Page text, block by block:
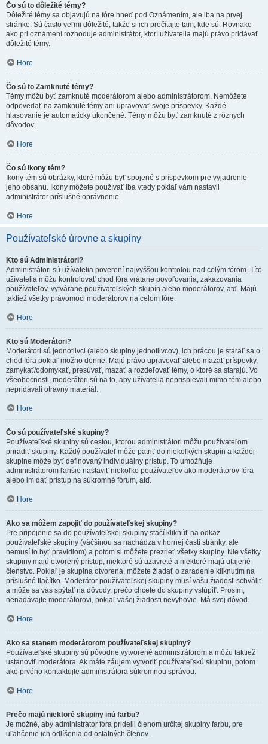
Čo sú to dôležité témy?
Dôležité témy sa objavujú na fóre hneď pod Oznámením, ale iba na prvej
stránke. Sú často veľmi dôležité, takže si ich prečítajte tam, kde sú. Rovnako
ako pri oznámení rozhoduje administrátor, ktorí užívatelia majú právo pridávať
dôležité témy.
Hore
Čo sú to Zamknuté témy?
Témy môžu byť zamknuté moderátorom alebo administrátorom. Nemôžete
odpovedať na zamknuté témy ani upravovať svoje príspevky. Každé
hlasovanie je automaticky ukončené. Témy môžu byť zamknuté z rôznych
dôvodov.
Hore
Čo sú ikony tém?
Ikony tém sú obrázky, ktoré môžu byť spojené s príspevkom pre vyjadrenie
jeho obsahu. Ikony môžete používať iba vtedy pokiaľ vám nastavil
administrátor príslušné oprávnenie.
Hore
Používateľské úrovne a skupiny
Kto sú Administrátori?
Administrátori sú užívatelia poverení najvyššou kontrolou nad celým fórom. Títo
užívatelia môžu kontrolovať chod fóra vrátane povoľovania, zakazovania
používateľov, vytvárane používateľských skupín alebo moderátorov, atď. Majú
taktiež všetky právomoci moderátorov na celom fóre.
Hore
Kto sú Moderátori?
Moderátori sú jednotlivci (alebo skupiny jednotlivcov), ich prácou je starať sa o
chod fóra pokiaľ možno denne. Majú právo upravovať alebo mazať príspevky,
zamykať/odomykať, presúvať, mazať a rozdeľovať témy, o ktoré sa starajú. Vo
všeobecnosti, moderátori sú na to, aby užívatelia neprispievali mimo tém alebo
nepridávali otravný materiál.
Hore
Čo sú používateľské skupiny?
Používateľské skupiny sú cestou, ktorou administrátori môžu používateľom
priradiť skupiny. Každý používateľ môže patriť do niekoľkých skupín a každej
skupine môže byť definovaný individuálny prístup. To umožňuje
administrátorom ľahšie nastaviť niekoľko používateľov ako moderátorov fóra
alebo im dať prístup na súkromné fórum, atď.
Hore
Ako sa môžem zapojiť do používateľskej skupiny?
Pre pripojenie sa do používateľskej skupiny stačí kliknúť na odkaz
používateľské skupiny (väčšinou sa nachádza v hornej časti stránky, ale
nemusí to byť pravidlom) a potom si môžete prezrieť všetky skupiny. Nie všetky
skupiny majú otvorený prístup, niektoré sú uzavreté a niektoré majú utajené
členstvo. Pokiaľ je skupina otvorená, môžete žiadať o zaradenie kliknutím na
príslušné tlačítko. Moderátor používateľskej skupiny musí vašu žiadosť schváliť
a môže sa vás spýtať na dôvody, prečo chcete do skupiny vstúpiť. Prosím,
nenadávajte moderátorovi, pokiaľ vašej žiadosti nevyhovie. Má svoj dôvod.
Hore
Ako sa stanem moderátorom používateľskej skupiny?
Používateľské skupiny sú pôvodne vytvorené administrátorom a môžu taktiež
ustanoviť moderátora. Ak máte záujem vytvoriť používateľskú skupinu, potom
ako prvého kontaktujte administrátora súkromnou správou.
Hore
Prečo majú niektoré skupiny inú farbu?
Je možné, aby administrátor fóra pridelil členom určitej skupiny farbu, pre
uľahčenie ich odlíšenia od ostatných členov.